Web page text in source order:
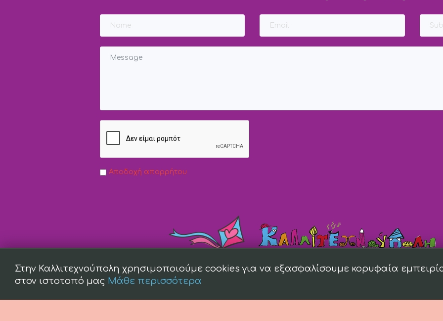
Αποδοχή απορρήτου
Στην Καλλιτεχνούπολη χρησιμοποιούμε cookies για να εξασφαλίσουμε κορυφαία
στον ιστοτοπό μας Μάθε περισσότερα